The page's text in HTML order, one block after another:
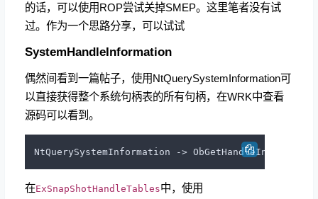
的话，可以使用ROP尝试关掉SMEP。这里笔者没有试
过。作为一个思路分享，可以试试
SystemHandleInformation
偶然间看到一篇帖子，使用NtQuerySystemInformation可
以直接获得整个系统句柄表的所有句柄，在WRK中查看
源码可以看到。
在ExSnapShotHandleTables中，使用